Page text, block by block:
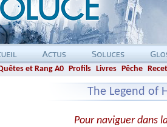
et Rang A0 Profils Livres Pêche
The Legend of
Pour naviguer dans